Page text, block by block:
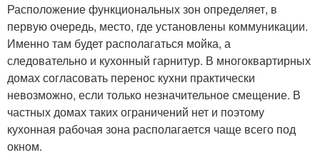
Расположение функциональных зон определяет, в
первую очередь, место, где установлены коммуникации.
Именно там будет располагаться мойка, а
следовательно и кухонный гарнитур. В многоквартирных
домах согласовать перенос кухни практически
невозможно, если только незначительное смещение. В
частных домах таких ограничений нет и поэтому
кухонная рабочая зона располагается чаще всего под
окном.